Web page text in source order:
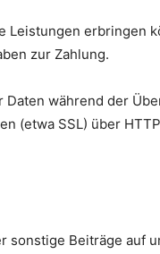
Leistungen erbringen
zur Zahlung.
Daten während der
(etwa SSL) über
sonstige Beiträge auf